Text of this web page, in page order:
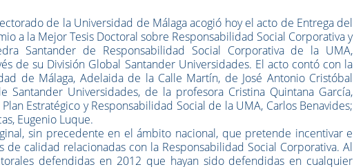
de la Universidad de Málaga acogió hoy el acto de Entrega del
a la Mejor Tesis Doctoral sobre Responsabilidad Social Corporativa y
Santander de Responsabilidad Social Corporativa de la UMA,
de su División Global Santander Universidades. El acto contó con la
de Málaga, Adelaida de la Calle Martín, de José Antonio Cristóbal
Santander Universidades, de la profesora Cristina Quintana García,
Estratégico y Responsabilidad Social de la UMA, Carlos Benavides;
Eugenio Luque.
sin precedente en el ámbito nacional, que pretende incentivar e
calidad relacionadas con la Responsabilidad Social Corporativa. Al
defendidas en 2012 que hayan sido defendidas en cualquier